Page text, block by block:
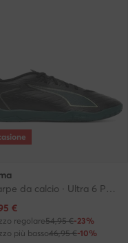
Scarpe da calcio · Ultra 6 Play It 108537 02 · Nero
attuale
€
regolare54,95 €-23%
più basso46,95 €-10%